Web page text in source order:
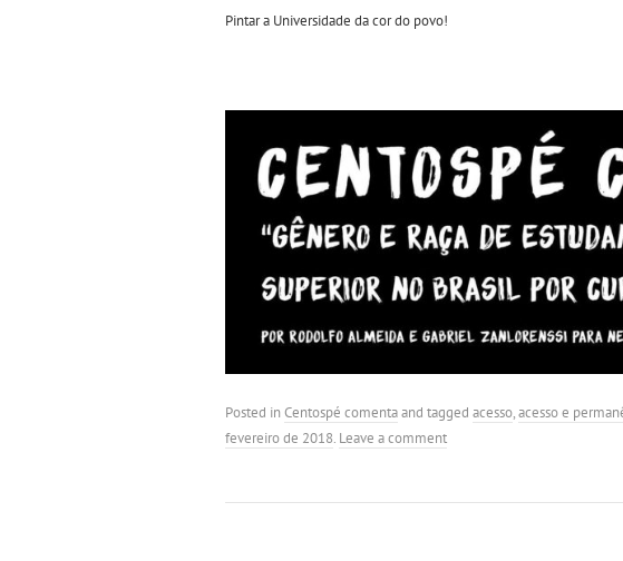
Pintar a Universidade da cor do povo!
Posted inCentospé comentaand tagged acesso,acesso e
fevereiro de 2018. Leave a comment